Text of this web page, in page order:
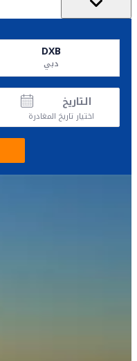
DXB
دبي
التاريخ
اختيار تاريخ المغادرة